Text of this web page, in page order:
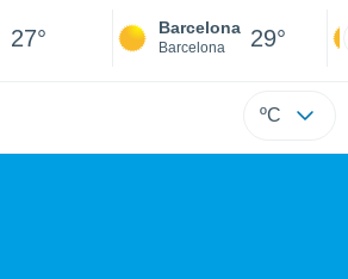
27° Barcelona
Barcelona 29°
ºC